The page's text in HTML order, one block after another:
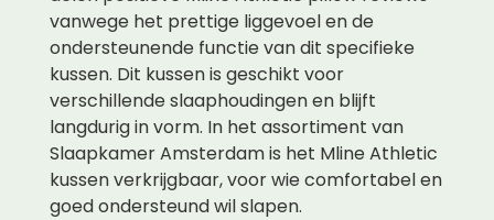
vanwege het prettige liggevoel en de
ondersteunende functie van dit specifieke
kussen. Dit kussen is geschikt voor
verschillende slaaphoudingen en blijft
langdurig in vorm. In het assortiment van
Slaapkamer Amsterdam is het Mline Athletic
kussen verkrijgbaar, voor wie comfortabel en
goed ondersteund wil slapen.